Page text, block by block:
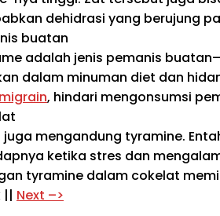
dehidrasi yang berujung
buatan
adalah jenis pemanis
dalam minuman diet dan
migrain, hindari mengonsumsi
mengandung tyramine.
ketika stres dan
tyramine dalam cokelat
|| Next –>